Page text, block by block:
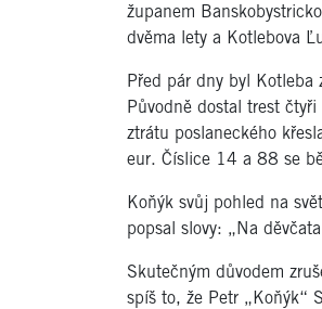
županem
dvěma lety a Kotlebova
Před pár dny byl Kotleba
Původně dostal trest
ztrátu poslaneckého
eur. Číslice 14 a 88 se
Koňýk svůj pohled na
popsal slovy: „Na
Skutečným důvodem
spíš to, že Petr „Koňýk“